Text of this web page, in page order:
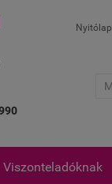
Nyitólap
Viszonteladóknak